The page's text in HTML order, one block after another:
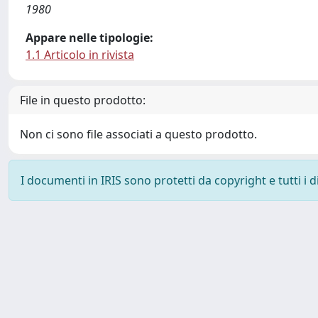
1980
Appare nelle tipologie:
1.1 Articolo in rivista
File in questo prodotto:
Non ci sono file associati a questo prodotto.
I documenti in IRIS sono protetti da copyright e tutti i